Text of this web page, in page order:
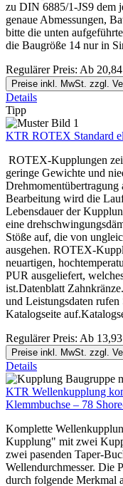
zu DIN 6885/1-JS9 dem
genaue Abmessungen,
bitte die unten
die Baugröße 14 nur in
Regulärer Preis: Ab
Preise inkl. MwSt. zzgl.
Details
Tipp
KTR ROTEX Standard
ROTEX-Kupplungen
geringe Gewichte und
Drehmomentübertragung
Bearbeitung wird die
Lebensdauer der
eine
Stöße auf, die von
ausgehen. ROTEX-
neuartigen,
PUR ausgeliefert,
ist.Datenblatt
und Leistungsdaten
Katalogseite
Regulärer Preis: Ab
Preise inkl. MwSt. zzgl.
Details
KTR Wellenkupplung
Klemmbuchse – 78
Komplette
Kupplung" mit zwei
zwei pasenden Taper-
Wellendurchmesser. Die
durch folgende Merkmal